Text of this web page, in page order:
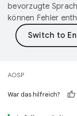
bevorzugte
können Fehler
AOSP
War das hilfreich?